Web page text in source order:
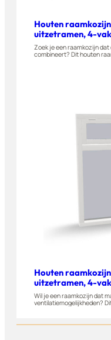
Houten
uitzetramen, 4-
Zoek je een raamkozijn
combineert? Dit houten
Houten
uitzetramen, 4-
Wil je een raamkozijn dat
ventilatiemogelijkheden?
Stel dit raam eenvoudig